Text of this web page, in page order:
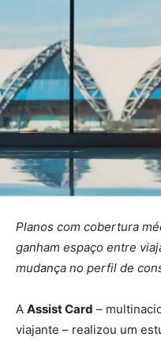
Planos com cobertura
ganham espaço entre
mudança no perfil de
A Assist Card –
viajante – realizou um